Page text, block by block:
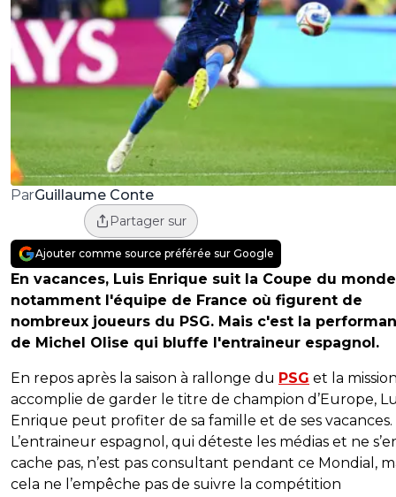
ParGuillaume Conte
Partager sur
Ajouter comme source préférée sur Google
En vacances, Luis Enrique suit la Coupe du
notamment l'équipe de France où figurent de
nombreux joueurs du PSG. Mais c'est la
de Michel Olise qui bluffe l'entraineur espagnol.
En repos après la saison à rallonge du PSG et la
accomplie de garder le titre de champion d’Europe,
Enrique peut profiter de sa famille et de ses vacances.
L’entraineur espagnol, qui déteste les médias et ne
cache pas, n’est pas consultant pendant ce Mondial,
cela ne l’empêche pas de suivre la compétition